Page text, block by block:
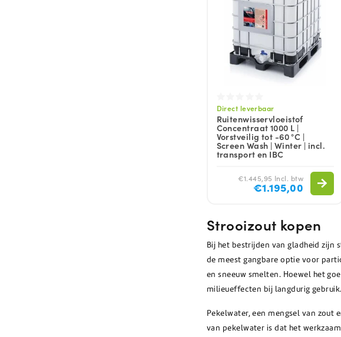
Direct leverbaar
Ruitenwisservloeistof
Concentraat 1000 L |
Vorstveilig tot -60 °C |
Screen Wash | Winter | incl.
transport en IBC
€1.445,95 Incl. btw
€1.195,00
Strooizout kopen
Bij het bestrijden van gladheid
de meest gangbare optie voor
en sneeuw smelten. Hoewel het
milieueffecten bij langdurig gebruik.
Pekelwater, een mengsel van zout
van pekelwater is dat het